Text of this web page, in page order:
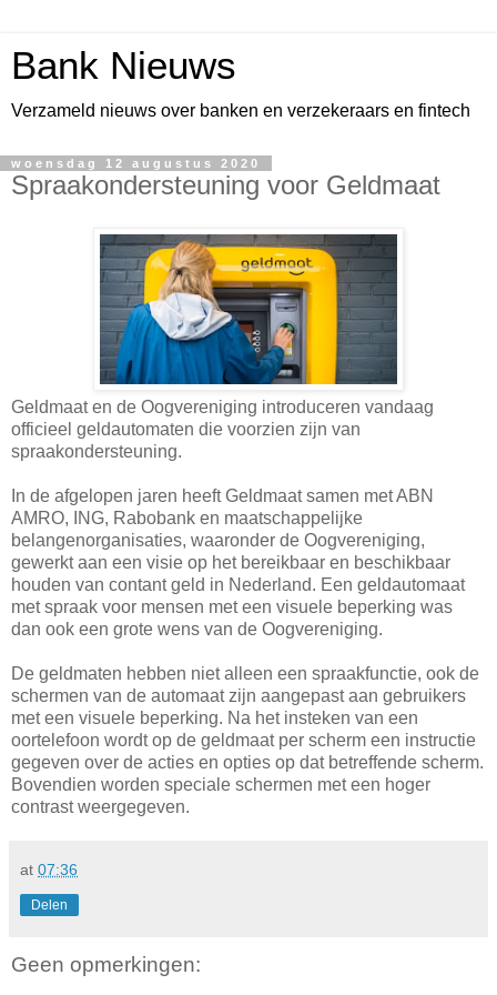
Bank Nieuws
Verzameld nieuws over banken en verzekeraars en fintech
woensdag 12 augustus 2020
Spraakondersteuning voor Geldmaat
Geldmaat en de Oogvereniging introduceren vandaag
officieel geldautomaten die voorzien zijn van
spraakondersteuning.
In de afgelopen jaren heeft Geldmaat samen met ABN
AMRO, ING, Rabobank en maatschappelijke
belangenorganisaties, waaronder de Oogvereniging,
gewerkt aan een visie op het bereikbaar en beschikbaar
houden van contant geld in Nederland. Een geldautomaat
met spraak voor mensen met een visuele beperking was
dan ook een grote wens van de Oogvereniging.
De geldmaten hebben niet alleen een spraakfunctie, ook de
schermen van de automaat zijn aangepast aan gebruikers
met een visuele beperking. Na het insteken van een
oortelefoon wordt op de geldmaat per scherm een instructie
gegeven over de acties en opties op dat betreffende scherm.
Bovendien worden speciale schermen met een hoger
contrast weergegeven.
at 07:36
Delen
Geen opmerkingen: